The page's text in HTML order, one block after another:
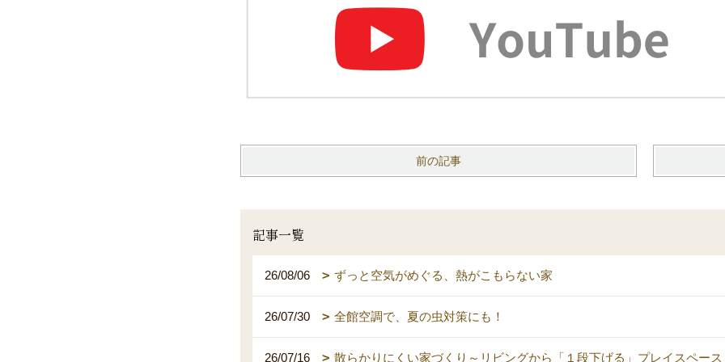
前の記事
記事一覧
26/08/06 ずっと空気がめぐる、熱がこもらない家
26/07/30 全館空調で、夏の虫対策にも！
26/07/16 散らかりにくい家づくり～リビングから「１段下げる」プレイスペース